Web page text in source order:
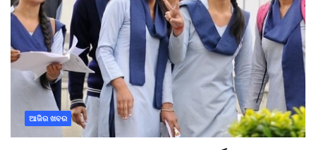
ଆଜିର ଖବର